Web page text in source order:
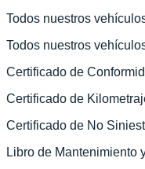
Todos nuestros
Todos nuestros
Certificado de
Certificado de
Certificado de No
Libro de Mantenimiento